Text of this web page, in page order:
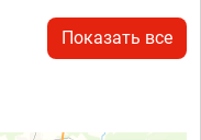
Показать все